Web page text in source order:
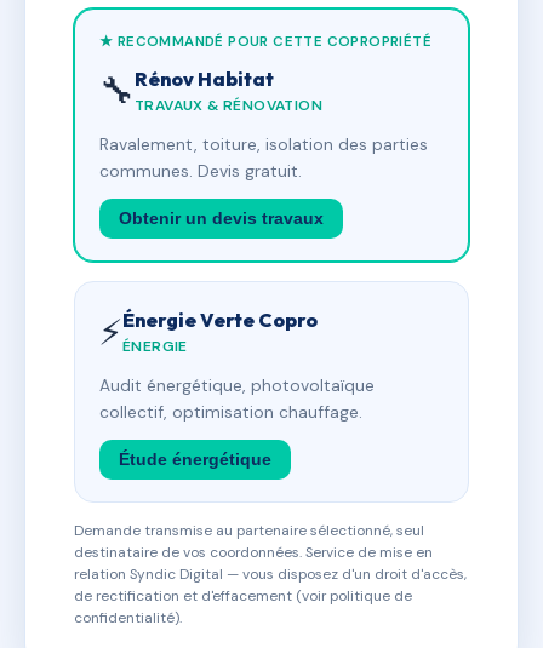
★ RECOMMANDÉ POUR CETTE COPROPRIÉTÉ
🔧 Rénov Habitat
TRAVAUX & RÉNOVATION
Ravalement, toiture, isolation des parties
communes. Devis gratuit.
Obtenir un devis travaux
⚡Énergie Verte Copro
ÉNERGIE
Audit énergétique, photovoltaïque
collectif, optimisation chauffage.
Étude énergétique
Demande transmise au partenaire sélectionné, seul
destinataire de vos coordonnées. Service de mise en
relation Syndic Digital — vous disposez d'un droit d'accès,
de rectification et d'effacement (voir politique de
confidentialité).